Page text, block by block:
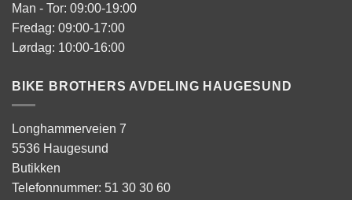
Man - Tor: 09:00-19:00
Fredag: 09:00-17:00
Lørdag: 10:00-16:00
BIKE BROTHERS AVDELING HAUGESUND
Longhammerveien 7
5536 Haugesund
Butikken
Telefonnummer: 51 30 30 60